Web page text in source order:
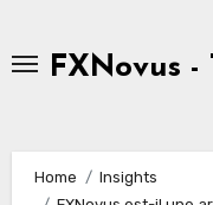
contentFXNovus -
Home
Insights